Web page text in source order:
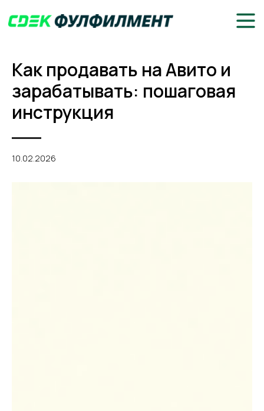
Как продавать на Авито и
зарабатывать: пошаговая
инструкция
10.02.2026